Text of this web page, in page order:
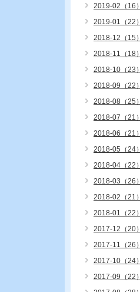
2019-02（16）
2019-01（22）
2018-12（15）
2018-11（18）
2018-10（23）
2018-09（22）
2018-08（25）
2018-07（21）
2018-06（21）
2018-05（24）
2018-04（22）
2018-03（26）
2018-02（21）
2018-01（22）
2017-12（20）
2017-11（26）
2017-10（24）
2017-09（22）